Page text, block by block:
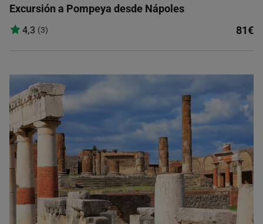
Excursión a Pompeya desde Nápoles
4,3 (3) 81€